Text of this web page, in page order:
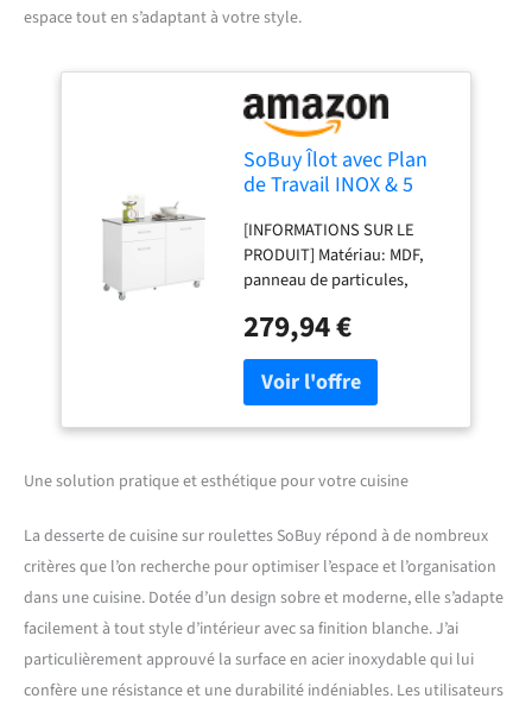
espace tout en s’adaptant à votre style.
SoBuy Îlot avec Plan
de Travail INOX & 5
[INFORMATIONS SUR LE
PRODUIT] Matériau: MDF,
panneau de particules,
Jusqu'à 143 kg. Dimensions
du produit: L120 x P56 x H90
cm (voir image) [ÎLOT DE
CUISINE STYLÉ ET
FONCTIONNEL SUR ROUES]
sa construction robuste,
est un complément parfait
pour toute maison. Le plan
de travail en acier
inoxydable élégant offre un
grand espace de rangement
cuisine et augmente la
fonctionnalité ainsi que
279,94 €
Une solution pratique et esthétique pour votre cuisine
La desserte de cuisine sur roulettes SoBuy répond à de nombreux
critères que l’on recherche pour optimiser l’espace et l’organisation
dans une cuisine. Dotée d’un design sobre et moderne, elle s’adapte
facilement à tout style d’intérieur avec sa finition blanche. J’ai
particulièrement approuvé la surface en acier inoxydable qui lui
confère une résistance et une durabilité indéniables. Les utilisateurs